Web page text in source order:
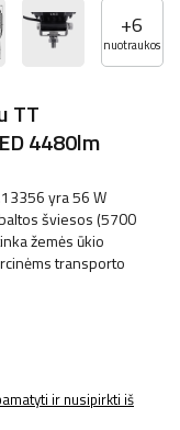
+6
nuotraukos
TT
4480lm
yra 56 W
šviesos (5700
žemės ūkio
transporto
ir nusipirkti iš